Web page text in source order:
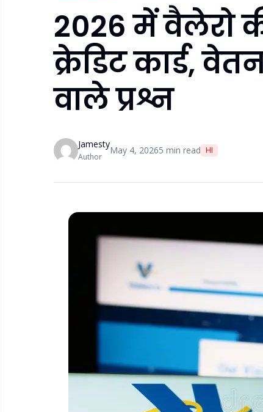
2026 में वैलेरो
क्रेडिट कार्ड,
वाले प्रश्न
Jamesty
Author
May 4, 20265 min read HI